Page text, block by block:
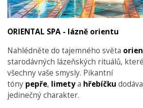
ORIENTAL SPA - lázně orientu
Nahlédněte do tajemného světa
starodávných lázeňských rituálů,
všechny vaše smysly. Pikantní
tóny pepře, limetya hřebíčku
jedinečný charakter.